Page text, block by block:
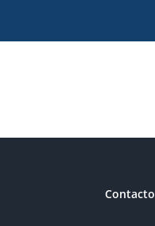
Contacto